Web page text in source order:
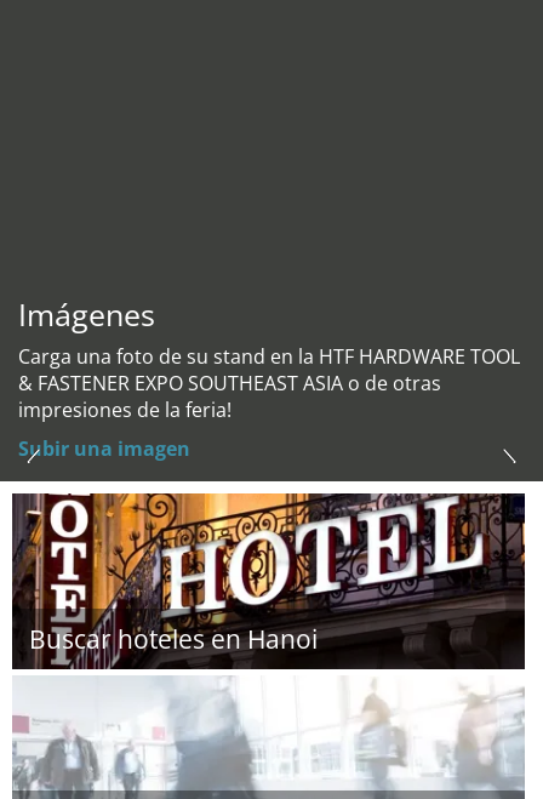
Imágenes
Carga una foto de su stand en la HTF HARDWARE TOOL
& FASTENER EXPO SOUTHEAST ASIA o de otras
impresiones de la feria!
Subir una imagen
Buscar hoteles en Hanoi